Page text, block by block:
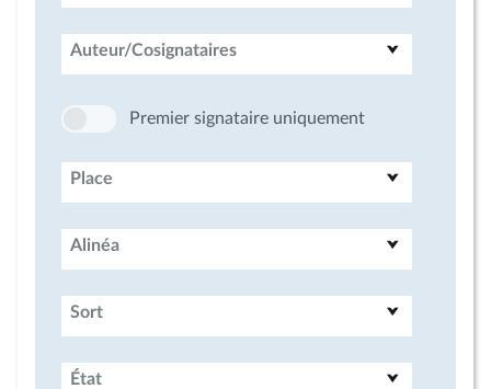
Auteur/Cosignataires
Premier signataire uniquement
Place
Alinéa
Sort
État